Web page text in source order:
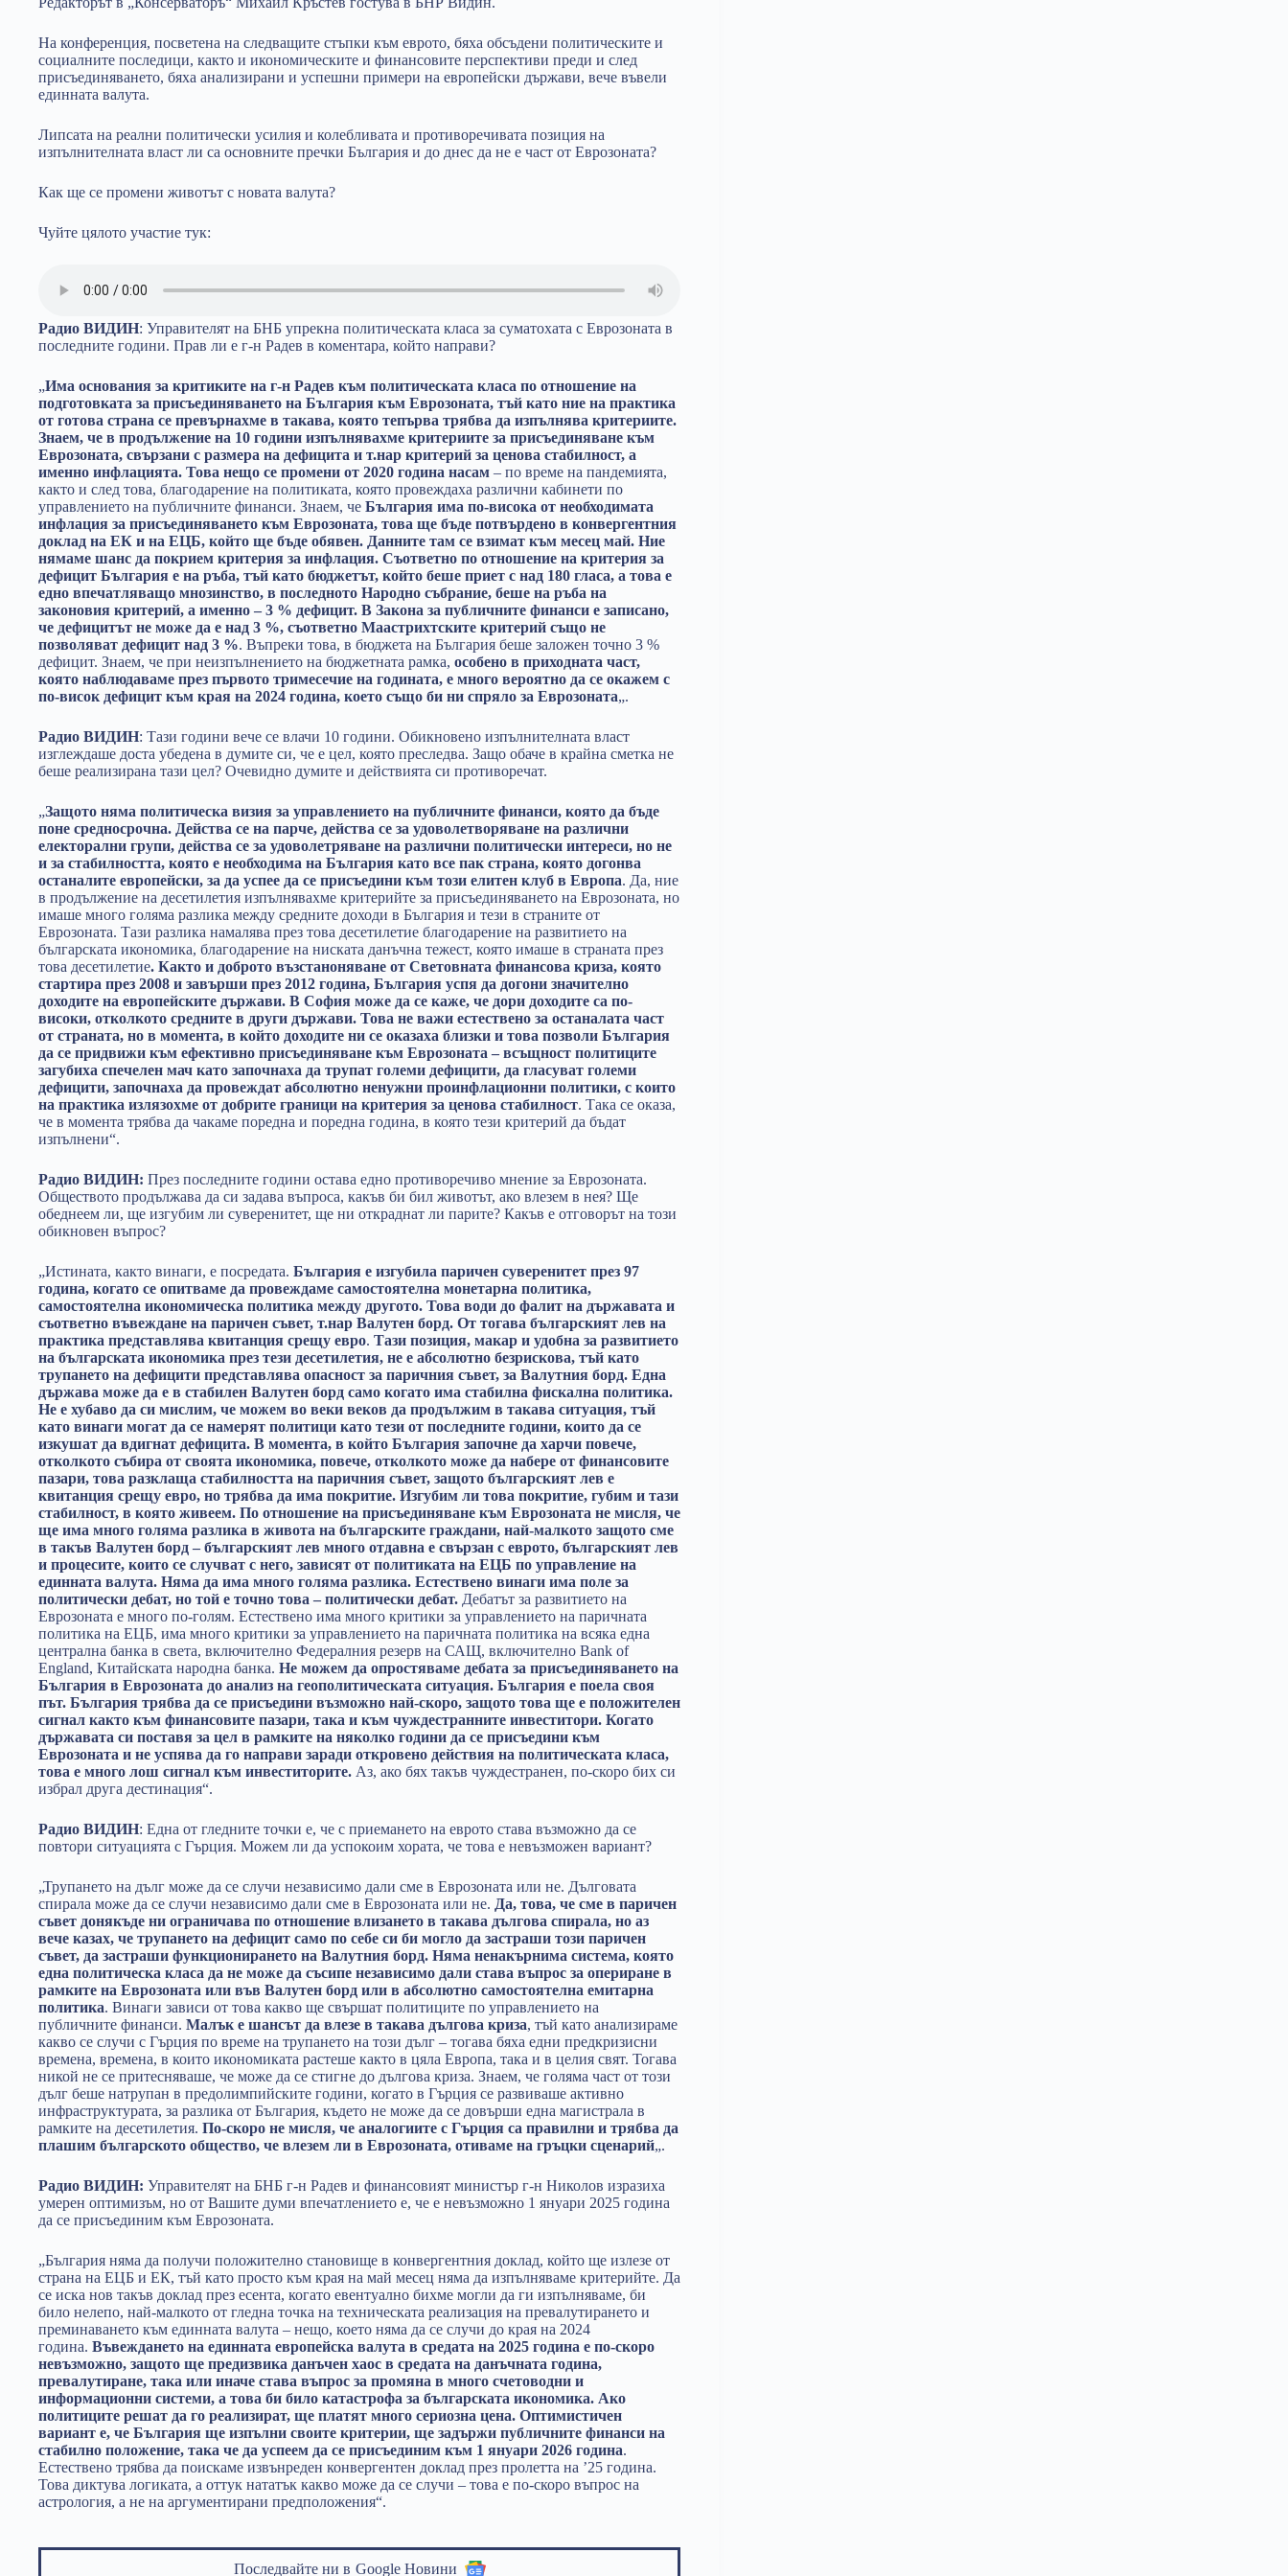
На конференция, посветена на следващите стъпки към еврото, бяха обсъдени политическите и
социалните последици, както и икономическите и финансовите перспективи преди и след
присъединяването, бяха анализирани и успешни примери на европейски държави, вече въвели
единната валута.
Липсата на реални политически усилия и колебливата и противоречивата позиция на
изпълнителната власт ли са основните пречки България и до днес да не е част от Еврозоната?
Как ще се промени животът с новата валута?
Чуйте цялото участие тук:
Радио ВИДИН: Управителят на БНБ упрекна политическата класа за суматохата с Еврозоната в
последните години. Прав ли е г-н Радев в коментара, който направи?
„Има основания за критиките на г-н Радев към политическата класа по отношение на
подготовката за присъединяването на България към Еврозоната, тъй като ние на практика
от готова страна се превърнахме в такава, която тепърва трябва да изпълнява критериите.
Знаем, че в продължение на 10 години изпълнявахме критериите за присъединяване към
Еврозоната, свързани с размера на дефицита и т.нар критерий за ценова стабилност, а
именно инфлацията. Това нещо се промени от 2020 година насам – по време на пандемията,
както и след това, благодарение на политиката, която провеждаха различни кабинети по
управлението на публичните финанси. Знаем, че България има по-висока от необходимата
инфлация за присъединяването към Еврозоната, това ще бъде потвърдено в конвергентния
доклад на ЕК и на ЕЦБ, който ще бъде обявен. Данните там се взимат към месец май. Ние
нямаме шанс да покрием критерия за инфлация. Съответно по отношение на критерия за
дефицит България е на ръба, тъй като бюджетът, който беше приет с над 180 гласа, а това е
едно впечатляващо мнозинство, в последното Народно събрание, беше на ръба на
законовия критерий, а именно – 3 % дефицит. В Закона за публичните финанси е записано,
че дефицитът не може да е над 3 %, съответно Маастрихтските критерий също не
позволяват дефицит над 3 %. Въпреки това, в бюджета на България беше заложен точно 3 %
дефицит. Знаем, че при неизпълнението на бюджетната рамка, особено в приходната част,
която наблюдаваме през първото тримесечие на годината, е много вероятно да се окажем с
по-висок дефицит към края на 2024 година, което също би ни спряло за Еврозоната„.
Радио ВИДИН: Тази години вече се влачи 10 години. Обикновено изпълнителната власт
изглеждаше доста убедена в думите си, че е цел, която преследва. Защо обаче в крайна сметка не
беше реализирана тази цел? Очевидно думите и действията си противоречат.
„Защото няма политическа визия за управлението на публичните финанси, която да бъде
поне средносрочна. Действа се на парче, действа се за удоволетворяване на различни
електорални групи, действа се за удоволетряване на различни политически интереси, но не
и за стабилността, която е необходима на България като все пак страна, която догонва
останалите европейски, за да успее да се присъедини към този елитен клуб в Европа. Да, ние
в продължение на десетилетия изпълнявахме критерийте за присъединяването на Еврозоната, но
имаше много голяма разлика между средните доходи в България и тези в страните от
Еврозоната. Тази разлика намалява през това десетилетие благодарение на развитието на
българската икономика, благодарение на ниската данъчна тежест, която имаше в страната през
това десетилетие. Както и доброто възстаноняване от Световната финансова криза, която
стартира през 2008 и завърши през 2012 година, България успя да догони значително
доходите на европейските държави. В София може да се каже, че дори доходите са по-
високи, отколкото средните в други държави. Това не важи естествено за останалата част
от страната, но в момента, в който доходите ни се оказаха близки и това позволи България
да се придвижи към ефективно присъединяване към Еврозоната – всъщност политиците
загубиха спечелен мач като започнаха да трупат големи дефицити, да гласуват големи
дефицити, започнаха да провеждат абсолютно ненужни проинфлационни политики, с които
на практика излязохме от добрите граници на критерия за ценова стабилност. Така се оказа,
че в момента трябва да чакаме поредна и поредна година, в която тези критерий да бъдат
изпълнени“.
Радио ВИДИН: През последните години остава едно противоречиво мнение за Еврозоната.
Обществото продължава да си задава въпроса, какъв би бил животът, ако влезем в нея? Ще
обеднеем ли, ще изгубим ли суверенитет, ще ни откраднат ли парите? Какъв е отговорът на този
обикновен въпрос?
„Истината, както винаги, е посредата. България е изгубила паричен суверенитет през 97
година, когато се опитваме да провеждаме самостоятелна монетарна политика,
самостоятелна икономическа политика между другото. Това води до фалит на държавата и
съответно въвеждане на паричен съвет, т.нар Валутен борд. От тогава българският лев на
практика представлява квитанция срещу евро. Тази позиция, макар и удобна за развитието
на българската икономика през тези десетилетия, не е абсолютно безрискова, тъй като
трупането на дефицити представлява опасност за паричния съвет, за Валутния борд. Една
държава може да е в стабилен Валутен борд само когато има стабилна фискална политика.
Не е хубаво да си мислим, че можем во веки веков да продължим в такава ситуация, тъй
като винаги могат да се намерят политици като тези от последните години, които да се
изкушат да вдигнат дефицита. В момента, в който България започне да харчи повече,
отколкото събира от своята икономика, повече, отколкото може да набере от финансовите
пазари, това разклаща стабилността на паричния съвет, защото българският лев е
квитанция срещу евро, но трябва да има покритие. Изгубим ли това покритие, губим и тази
стабилност, в която живеем. По отношение на присъединяване към Еврозоната не мисля, че
ще има много голяма разлика в живота на българските граждани, най-малкото защото сме
в такъв Валутен борд – българският лев много отдавна е свързан с еврото, българският лев
и процесите, които се случват с него, зависят от политиката на ЕЦБ по управление на
единната валута. Няма да има много голяма разлика. Естествено винаги има поле за
политически дебат, но той е точно това – политически дебат. Дебатът за развитието на
Еврозоната е много по-голям. Естествено има много критики за управлението на паричната
политика на ЕЦБ, има много критики за управлението на паричната политика на всяка една
централна банка в света, включително Федералния резерв на САЩ, включително Bank of
England, Китайската народна банка. Не можем да опростяваме дебата за присъединяването на
България в Еврозоната до анализ на геополитическата ситуация. България е поела своя
път. България трябва да се присъедини възможно най-скоро, защото това ще е положителен
сигнал както към финансовите пазари, така и към чуждестранните инвеститори. Когато
държавата си поставя за цел в рамките на няколко години да се присъедини към
Еврозоната и не успява да го направи заради откровено действия на политическата класа,
това е много лош сигнал към инвеститорите. Аз, ако бях такъв чуждестранен, по-скоро бих си
избрал друга дестинация“.
Радио ВИДИН: Една от гледните точки е, че с приемането на еврото става възможно да се
повтори ситуацията с Гърция. Можем ли да успокоим хората, че това е невъзможен вариант?
„Трупането на дълг може да се случи независимо дали сме в Еврозоната или не. Дълговата
спирала може да се случи независимо дали сме в Еврозоната или не. Да, това, че сме в паричен
съвет донякъде ни ограничава по отношение влизането в такава дългова спирала, но аз
вече казах, че трупането на дефицит само по себе си би могло да застраши този паричен
съвет, да застраши функционирането на Валутния борд. Няма ненакърнима система, която
една политическа класа да не може да съсипе независимо дали става въпрос за опериране в
рамките на Еврозоната или във Валутен борд или в абсолютно самостоятелна емитарна
политика. Винаги зависи от това какво ще свършат политиците по управлението на
публичните финанси. Малък е шансът да влезе в такава дългова криза, тъй като анализираме
какво се случи с Гърция по време на трупането на този дълг – тогава бяха едни предкризисни
времена, времена, в които икономиката растеше както в цяла Европа, така и в целия свят. Тогава
никой не се притесняваше, че може да се стигне до дългова криза. Знаем, че голяма част от този
дълг беше натрупан в предолимпийските години, когато в Гърция се развиваше активно
инфраструктурата, за разлика от България, където не може да се довърши една магистрала в
рамките на десетилетия. По-скоро не мисля, че аналогиите с Гърция са правилни и трябва да
плашим българското общество, че влезем ли в Еврозоната, отиваме на гръцки сценарий„.
Радио ВИДИН: Управителят на БНБ г-н Радев и финансовият министър г-н Николов изразиха
умерен оптимизъм, но от Вашите думи впечатлението е, че е невъзможно 1 януари 2025 година
да се присъединим към Еврозоната.
„България няма да получи положително становище в конвергентния доклад, който ще излезе от
страна на ЕЦБ и ЕК, тъй като просто към края на май месец няма да изпълняваме критерийте. Да
се иска нов такъв доклад през есента, когато евентуално бихме могли да ги изпълняваме, би
било нелепо, най-малкото от гледна точка на техническата реализация на превалутирането и
преминаването към единната валута – нещо, което няма да се случи до края на 2024
година. Въвеждането на единната европейска валута в средата на 2025 година е по-скоро
невъзможно, защото ще предизвика данъчен хаос в средата на данъчната година,
превалутиране, така или иначе става въпрос за промяна в много счетоводни и
информационни системи, а това би било катастрофа за българската икономика. Ако
политиците решат да го реализират, ще платят много сериозна цена. Оптимистичен
вариант е, че България ще изпълни своите критерии, ще задържи публичните финанси на
стабилно положение, така че да успеем да се присъединим към 1 януари 2026 година.
Естествено трябва да поискаме извънреден конвергентен доклад през пролетта на ’25 година.
Това диктува логиката, а оттук нататък какво може да се случи – това е по-скоро въпрос на
астрология, а не на аргументирани предположения“.
Последвайте ни в Google Новини